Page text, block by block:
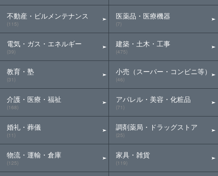
不動産・ビルメンテナンス
(115)
電気・ガス・エネルギー
(39)
教育・塾
(31)
介護・医療・福祉
(168)
婚礼・葬儀
(11)
物流・運輸・倉庫
(125)
医薬品・医療機器
(7)
建築・土木・工事
(475)
小売（スーパー・コンビニ等）
(46)
アパレル・美容・化粧品
(71)
調剤薬局・ドラッグストア
(25)
家具・雑貨
(119)